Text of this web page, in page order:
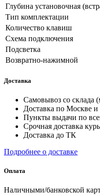
Глубина установочная
Тип комплектации
Количество клавиш
Схема подключения
Подсветка
Возвратно-нажимной
Доставка
Самовывоз со склада
Доставка по Москве
Пункты выдачи по
Срочная доставка
Доставка до ТК
Подробнее о доставке
Оплата
Наличными/банковской